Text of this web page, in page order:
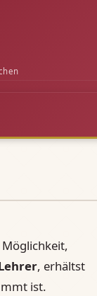
Möglichkeit,
, erhältst
ist.